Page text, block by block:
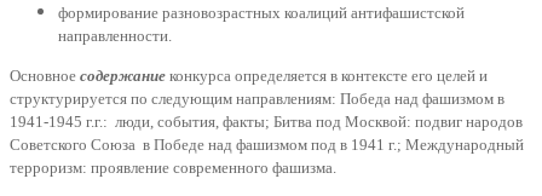
формирование разновозрастных коалиций антифашистской
направленности.
Основное содержание конкурса определяется в контексте его целей и
структурируется по следующим направлениям: Победа над фашизмом в
1941-1945 г.г.: люди, события, факты; Битва под Москвой: подвиг народов
Советского Союза в Победе над фашизмом под в 1941 г.; Международный
терроризм: проявление современного фашизма.